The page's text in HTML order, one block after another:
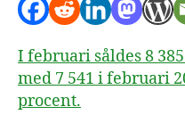
I februari såldes 8
med 7 541 i februari
procent.